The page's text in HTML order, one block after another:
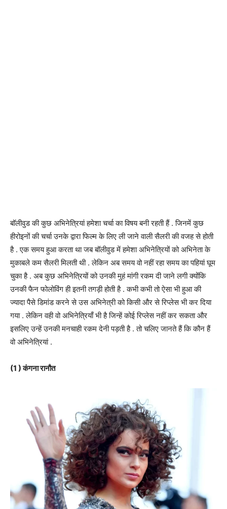
बॉलीवुड की कुछ अभिनेत्रियां हमेशा चर्चा का विषय बनी रहती हैं . जिनमें कुछ
हीरोइनों की चर्चा उनके द्वारा फिल्म के लिए ली जाने वाली सैलरी की वजह से होती
है . एक समय हुआ करता था जब बॉलीवुड में हमेशा अभिनेत्रियों को अभिनेता के
मुकाबले कम सैलरी मिलती थी . लेकिन अब समय वो नहीं रहा समय का पहियां घूम
चुका है . अब कुछ अभिनेत्रियों को उनकी मुहं मांगी रकम दी जाने लगी क्योंकि
उनकी फैन फोलोविंग ही इतनी तगड़ी होती है . कभी कभी तो ऐसा भी हुआ की
ज्यादा पैसे डिमांड करने से उस अभिनेत्री को किसी और से रिप्लेस भी कर दिया
गया . लेकिन वही वो अभिनेत्रियाँ भी है जिन्हें कोई रिप्लेस नहीं कर सकता और
इसलिए उन्हें उनकी मनचाही रकम देनी पड़ती है . तो चलिए जानते हैं कि कौन हैं
वो अभिनेत्रियां .
(1 ) कंगना रानौत